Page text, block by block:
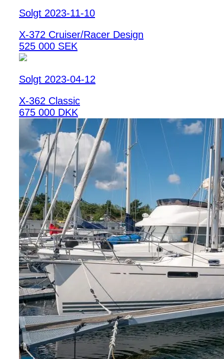
Solgt 2023-11-10
X-372 Cruiser/Racer Design
525 000 SEK
Solgt 2023-04-12
X-362 Classic
675 000 DKK